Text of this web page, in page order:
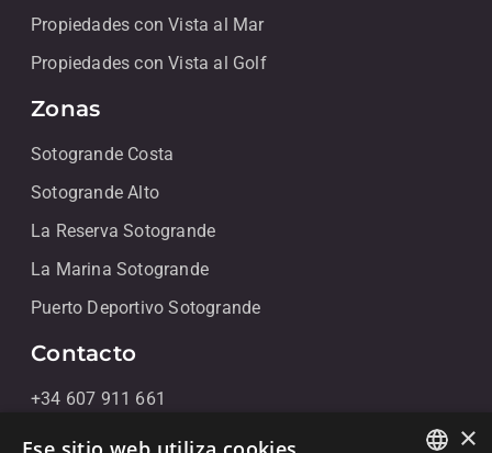
Propiedades con Vista al Mar
Propiedades con Vista al Golf
Zonas
Sotogrande Costa
Sotogrande Alto
La Reserva Sotogrande
La Marina Sotogrande
Puerto Deportivo Sotogrande
Contacto
+34 607 911 661
+34 856 091 709
×